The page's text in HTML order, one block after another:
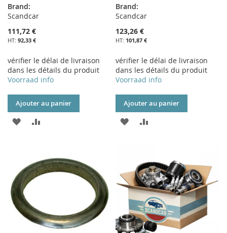
Brand:
Scandcar
111,72 €
92,33 €
vérifier le délai de livraison
dans les détails du produit
Voorraad info
Ajouter au panier
AJOUTER
LISTE
D’ENVIE
COMPARATEUR
Brand:
Scandcar
123,26 €
101,87 €
vérifier le délai de livraison
dans les détails du produit
Voorraad info
Ajouter au panier
AJOUTER
LISTE
D’ENVIE